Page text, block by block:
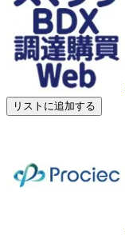
リストに追加する